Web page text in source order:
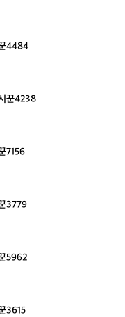
4484
꾼4238
7156
3779
5962
3615